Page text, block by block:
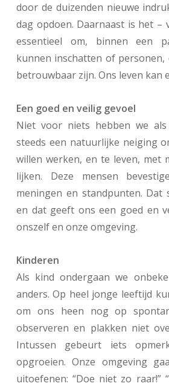
door de duizenden nieuwe
dag opdoen. Daarnaast is het –
essentieel om, binnen een
kunnen inschatten of personen,
betrouwbaar zijn. Ons leven kan
Een goed en veilig gevoel
Niet voor niets hebben we als
steeds een natuurlijke neiging
willen werken, en te leven, met
lijken. Deze mensen
meningen en standpunten. Dat
en dat geeft ons een goed en
onszelf en onze omgeving.
Kinderen
Als kind ondergaan we
anders. Op heel jonge leeftijd
om ons heen nog op
observeren en plakken niet
Intussen gebeurt iets
opgroeien. Onze omgeving
uitoefenen: “Doe niet zo raar!”